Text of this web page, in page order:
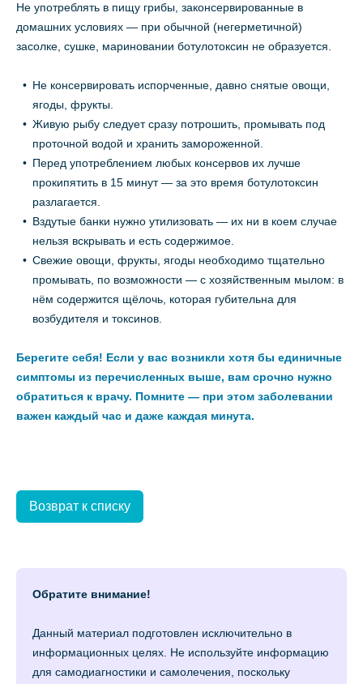
Не употреблять в пищу грибы, законсервированные в
домашних условиях — при обычной (негерметичной)
засолке, сушке, мариновании ботулотоксин не образуется.
Не консервировать испорченные, давно снятые овощи,
ягоды, фрукты.
Живую рыбу следует сразу потрошить, промывать под
проточной водой и хранить замороженной.
Перед употреблением любых консервов их лучше
прокипятить в 15 минут — за это время ботулотоксин
разлагается.
Вздутые банки нужно утилизовать — их ни в коем случае
нельзя вскрывать и есть содержимое.
Свежие овощи, фрукты, ягоды необходимо тщательно
промывать, по возможности — с хозяйственным мылом: в
нём содержится щёлочь, которая губительна для
возбудителя и токсинов.
Берегите себя! Если у вас возникли хотя бы единичные
симптомы из перечисленных выше, вам срочно нужно
обратиться к врачу. Помните — при этом заболевании
важен каждый час и даже каждая минута.
Возврат к списку
Обратите внимание!
Данный материал подготовлен исключительно в
информационных целях. Не используйте информацию
для самодиагностики и самолечения, поскольку